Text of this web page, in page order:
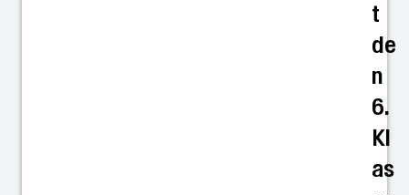
t
de
n
6.
Kl
as